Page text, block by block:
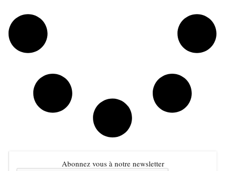
Abonnez vous à notre newsletter